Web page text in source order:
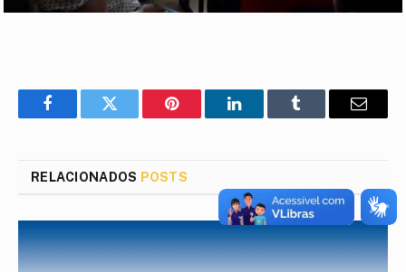
FacebookTwitter Pinterest LinkedInTumblr
E-
RELACIONADOS POSTS